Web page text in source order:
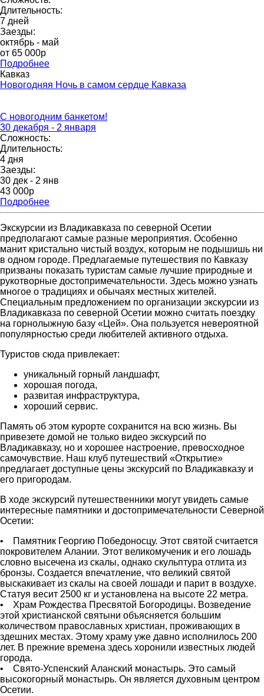
Длительность:
7 дней
Заезды:
октябрь - май
от 65 000p
Подробнее
Кавказ
Новогодняя Ночь в самом сердце Кавказа
С новогодним банкетом!
30 декабря - 2 января
Сложность:
Длительность:
4 дня
Заезды:
30 дек - 2 янв
43 000p
Подробнее
Экскурсии из Владикавказа по северной Осетии
предполагают самые разные мероприятия. Особенно
манит кристально чистый воздух, которым не подышишь ни
в одном городе. Предлагаемые путешествия по Кавказу
призваны показать туристам самые лучшие природные и
рукотворные достопримечательности. Здесь можно узнать
многое о традициях и обычаях местных жителей.
Специальным предложением по организации экскурсии из
Владикавказа по северной Осетии можно считать поездку
на горнолыжную базу «Цей». Она пользуется невероятной
популярностью среди любителей активного отдыха.
Туристов сюда привлекает:
уникальный горный ландшафт,
хорошая погода,
развитая инфраструктура,
хороший сервис.
Память об этом курорте сохранится на всю жизнь. Вы
привезете домой не только видео экскурсий по
Владикавказу, но и хорошее настроение, превосходное
самочувствие. Наш клуб путешествий «Открытие»
предлагает доступные цены экскурсий по Владикавказу и
его пригородам.
В ходе экскурсий путешественники могут увидеть самые
интересные памятники и достопримечательности Северной
Осетии:
• Памятник Георгию Победоносцу. Этот святой считается
покровителем Алании. Этот великомученик и его лошадь
словно высечена из скалы, однако скульптура отлита из
бронзы. Создается впечатление, что великий святой
выскакивает из скалы на своей лошади и парит в воздухе.
Статуя весит 2500 кг и установлена на высоте 22 метра.
• Храм Рождества Пресвятой Богородицы. Возведение
этой христианской святыни объясняется большим
количеством православных христиан, проживающих в
здешних местах. Этому храму уже давно исполнилось 200
лет. В прежние времена здесь хоронили известных людей
города.
• Свято-Успенский Аланский монастырь. Это самый
высокогорный монастырь. Он является духовным центром
Осетии.